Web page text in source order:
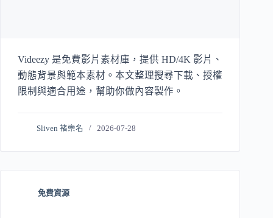
Videezy 是免費影片素材庫，提供 HD/4K 影片、
動態背景與範本素材。本文整理搜尋下載、授權
限制與適合用途，幫助你做內容製作。
Sliven 褚崇名 2026-07-28
免費資源